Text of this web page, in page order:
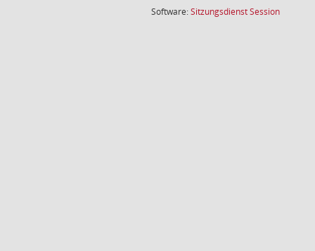
Software:SitzungsdienstSession(Wird in